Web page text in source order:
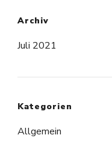
Archiv
Juli 2021
Kategorien
Allgemein